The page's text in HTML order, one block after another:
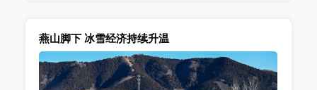
燕山脚下 冰雪经济持续升温